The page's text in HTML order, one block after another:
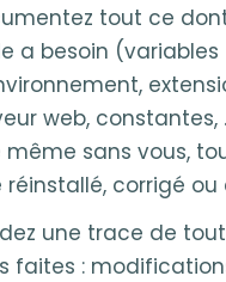
tout ce
a besoin (variables
web,
même sans vous,
réinstallé, corrigé
une trace de
faites :